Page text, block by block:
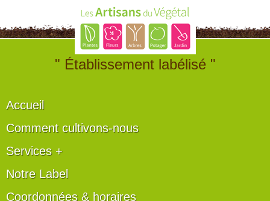
" Établissement labélisé "
Accueil
Comment cultivons-nous
Services +
Notre Label
Coordonnées & horaires